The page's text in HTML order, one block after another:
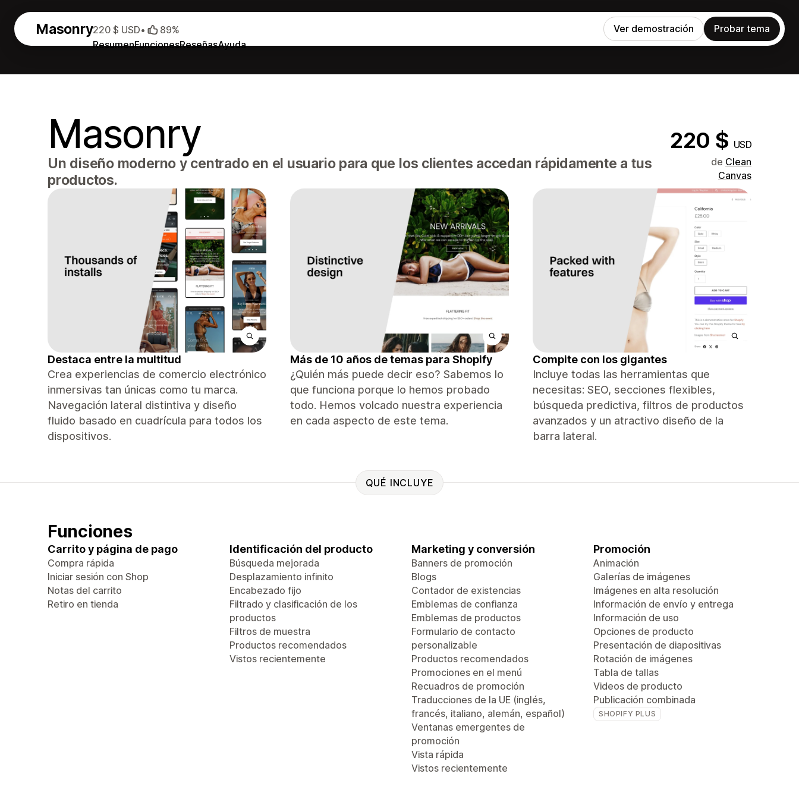
Masonry
ResumenFuncionesReseñasAyuda
220 $ USD• 89% Ver demostración Probar tema
Masonry 220 $ USD
Un diseño moderno y centrado en el usuario para que los clientes accedan rápidamente a tus
productos.
de Clean
Canvas
Destaca entre la multitud
Crea experiencias de comercio electrónico
inmersivas tan únicas como tu marca.
Navegación lateral distintiva y diseño
fluido basado en cuadrícula para todos los
dispositivos.
Más de 10 años de temas para Shopify
¿Quién más puede decir eso? Sabemos lo
que funciona porque lo hemos probado
todo. Hemos volcado nuestra experiencia
en cada aspecto de este tema.
Compite con los gigantes
Incluye todas las herramientas que
necesitas: SEO, secciones flexibles,
búsqueda predictiva, filtros de productos
avanzados y un atractivo diseño de la
barra lateral.
QUÉ INCLUYE
Funciones
Carrito y página de pago
Compra rápida
Iniciar sesión con Shop
Notas del carrito
Retiro en tienda
Identificación del producto
Búsqueda mejorada
Desplazamiento infinito
Encabezado fijo
Filtrado y clasificación de los
productos
Filtros de muestra
Productos recomendados
Vistos recientemente
Marketing y conversión
Banners de promoción
Blogs
Contador de existencias
Emblemas de confianza
Emblemas de productos
Formulario de contacto
personalizable
Productos recomendados
Promociones en el menú
Recuadros de promoción
Traducciones de la UE (inglés,
francés, italiano, alemán, español)
Ventanas emergentes de
promoción
Vista rápida
Vistos recientemente
Promoción
Animación
Galerías de imágenes
Imágenes en alta resolución
Información de envío y entrega
Información de uso
Opciones de producto
Presentación de diapositivas
Rotación de imágenes
Tabla de tallas
Videos de producto
Publicación combinada
SHOPIFY PLUS